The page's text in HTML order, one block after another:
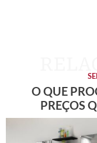
O QUE
PREÇOS